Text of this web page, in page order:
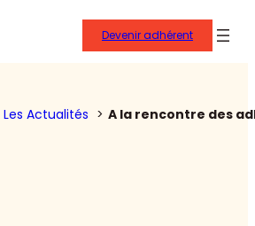
Devenir adhérent
Les Actualités A la rencontre des